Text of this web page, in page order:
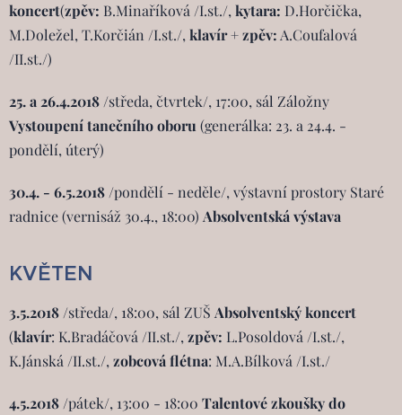
koncert(zpěv: B.Minaříková /I.st./, kytara: D.Horčička,
M.Doležel, T.Korčián /I.st./, klavír + zpěv: A.Coufalová
/II.st./)
25. a 26.4.2018 /středa, čtvrtek/, 17:00, sál Záložny
Vystoupení tanečního oboru (generálka: 23. a 24.4. -
pondělí, úterý)
30.4. - 6.5.2018 /pondělí - neděle/, výstavní prostory Staré
radnice (vernisáž 30.4., 18:00) Absolventská výstava
KVĚTEN
3.5.2018 /středa/, 18:00, sál ZUŠ Absolventský koncert
(klavír: K.Bradáčová /II.st./, zpěv: L.Posoldová /I.st./,
K.Jánská /II.st./, zobcová flétna: M.A.Bílková /I.st./
4.5.2018 /pátek/, 13:00 - 18:00 Talentové zkoušky do